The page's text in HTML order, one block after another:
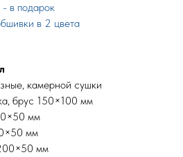
в подарок
в 2 цвета
камерной сушки
брус 150×100 мм
мм
мм
мм